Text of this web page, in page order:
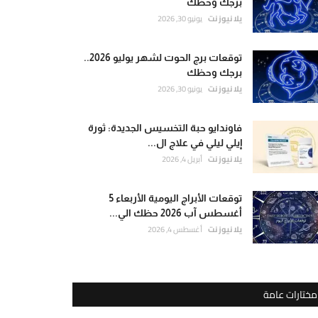
يلا نيوز نت يونيو 30, 2026
توقعات برج الحوت لشهر يوليو 2026..
برجك وحظك
يلا نيوز نت يونيو 30, 2026
فاوندايو حبة التخسيس الجديدة: ثورة
إيلي ليلي في علاج ال...
يلا نيوز نت أبريل 4, 2026
توقعات الأبراج اليومية الأربعاء 5
أغسطس آب 2026 حظك الي...
يلا نيوز نت أغسطس 4, 2026
مختارات عامة